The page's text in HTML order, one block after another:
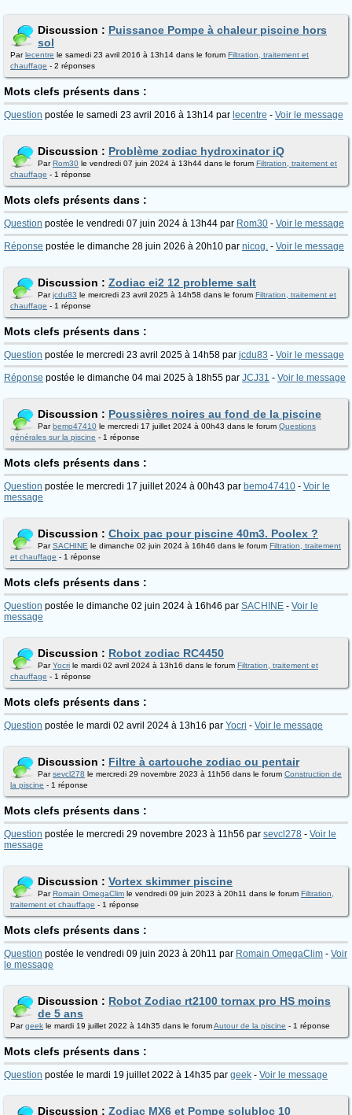
Discussion : Puissance Pompe à chaleur piscine hors
sol
Parlecentre le samedi 23 avril 2016 à 13h14 dans le forum Filtration, traitement et
chauffage - 2 réponses
Mots clefs présents dans :
Question postée le samedi 23 avril 2016 à 13h14 par lecentre - Voir le message
Discussion : Problème zodiac hydroxinator iQ
ParRom30 le vendredi 07 juin 2024 à 13h44 dans le forum Filtration, traitement et
chauffage - 1 réponse
Mots clefs présents dans :
Question postée le vendredi 07 juin 2024 à 13h44 par Rom30 - Voir le message
Réponse postée le dimanche 28 juin 2026 à 20h10 par nicog. - Voir le message
Discussion : Zodiac ei2 12 probleme salt
Parjcdu83 le mercredi 23 avril 2025 à 14h58 dans le forum Filtration, traitement et
chauffage - 1 réponse
Mots clefs présents dans :
Question postée le mercredi 23 avril 2025 à 14h58 par jcdu83 - Voir le message
Réponse postée le dimanche 04 mai 2025 à 18h55 par JCJ31 - Voir le message
Discussion : Poussières noires au fond de la piscine
Parbemo47410 le mercredi 17 juillet 2024 à 00h43 dans le forum Questions
générales sur la piscine - 1 réponse
Mots clefs présents dans :
Question postée le mercredi 17 juillet 2024 à 00h43 par bemo47410 - Voir le
message
Discussion : Choix pac pour piscine 40m3. Poolex ?
ParSACHINE le dimanche 02 juin 2024 à 16h46 dans le forum Filtration, traitement
et chauffage - 1 réponse
Mots clefs présents dans :
Question postée le dimanche 02 juin 2024 à 16h46 par SACHINE - Voir le
message
Discussion : Robot zodiac RC4450
ParYocri le mardi 02 avril 2024 à 13h16 dans le forum Filtration, traitement et
chauffage - 1 réponse
Mots clefs présents dans :
Question postée le mardi 02 avril 2024 à 13h16 par Yocri - Voir le message
Discussion : Filtre à cartouche zodiac ou pentair
Parsevcl278 le mercredi 29 novembre 2023 à 11h56 dans le forum Construction de
la piscine - 1 réponse
Mots clefs présents dans :
Question postée le mercredi 29 novembre 2023 à 11h56 par sevcl278 - Voir le
message
Discussion : Vortex skimmer piscine
ParRomain OmegaClim le vendredi 09 juin 2023 à 20h11 dans le forum Filtration,
traitement et chauffage - 1 réponse
Mots clefs présents dans :
Question postée le vendredi 09 juin 2023 à 20h11 par Romain OmegaClim - Voir
le message
Discussion : Robot Zodiac rt2100 tornax pro HS moins
de 5 ans
Pargeek le mardi 19 juillet 2022 à 14h35 dans le forumAutour de la piscine - 1 réponse
Mots clefs présents dans :
Question postée le mardi 19 juillet 2022 à 14h35 par geek - Voir le message
Discussion : Zodiac MX6 et Pompe solubloc 10